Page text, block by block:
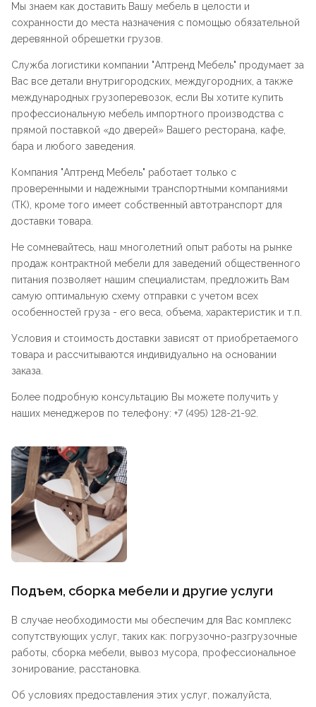
Мы знаем как доставить Вашу мебель в целости и
сохранности до места назначения с помощью обязательной
деревянной обрешетки грузов.
Служба логистики компании "Аптренд Мебель" продумает за
Вас все детали внутригородских, междугородних, а также
международных грузоперевозок, если Вы хотите купить
профессиональную мебель импортного производства с
прямой поставкой «до дверей» Вашего ресторана, кафе,
бара и любого заведения.
Компания "Аптренд Мебель" работает только с
проверенными и надежными транспортными компаниями
(ТК), кроме того имеет собственный автотранспорт для
доставки товара.
Не сомневайтесь, наш многолетний опыт работы на рынке
продаж контрактной мебели для заведений общественного
питания позволяет нашим специалистам, предложить Вам
самую оптимальную схему отправки с учетом всех
особенностей груза - его веса, объема, характеристик и т.п.
Условия и стоимость доставки зависят от приобретаемого
товара и рассчитываются индивидуально на основании
заказа.
Более подробную консультацию Вы можете получить у
наших менеджеров по телефону: +7 (495) 128-21-92.
Подъем, сборка мебели и другие услуги
В случае необходимости мы обеспечим для Вас комплекс
сопутствующих услуг, таких как: погрузочно-разгрузочные
работы, сборка мебели, вывоз мусора, профессиональное
зонирование, расстановка.
Об условиях предоставления этих услуг, пожалуйста,